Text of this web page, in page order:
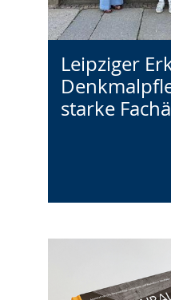
Leipziger
starke